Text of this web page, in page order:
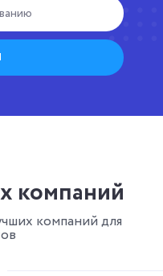
компаний
компаний для